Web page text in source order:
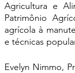
Agricultura e
Patrimônio
agrícola à
e técnicas
Evelyn Nimmo,